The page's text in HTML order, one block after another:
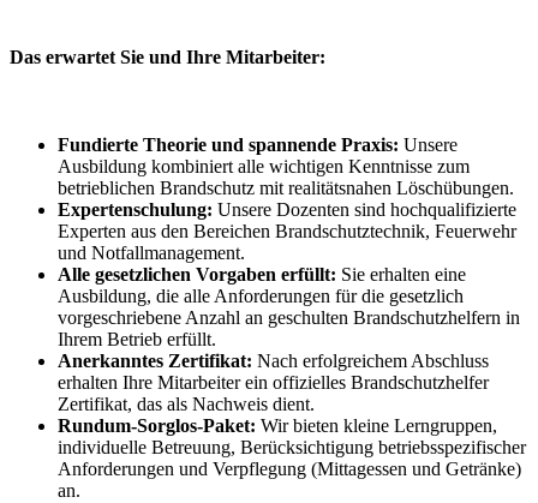
Das erwartet Sie und Ihre Mitarbeiter:
Fundierte Theorie und spannende Praxis: Unsere
Ausbildung kombiniert alle wichtigen Kenntnisse zum
betrieblichen Brandschutz mit realitätsnahen Löschübungen.
Expertenschulung: Unsere Dozenten sind hochqualifizierte
Experten aus den Bereichen Brandschutztechnik, Feuerwehr
und Notfallmanagement.
Alle gesetzlichen Vorgaben erfüllt: Sie erhalten eine
Ausbildung, die alle Anforderungen für die gesetzlich
vorgeschriebene Anzahl an geschulten Brandschutzhelfern in
Ihrem Betrieb erfüllt.
Anerkanntes Zertifikat: Nach erfolgreichem Abschluss
erhalten Ihre Mitarbeiter ein offizielles Brandschutzhelfer
Zertifikat, das als Nachweis dient.
Rundum-Sorglos-Paket: Wir bieten kleine Lerngruppen,
individuelle Betreuung, Berücksichtigung betriebsspezifischer
Anforderungen und Verpflegung (Mittagessen und Getränke)
an.